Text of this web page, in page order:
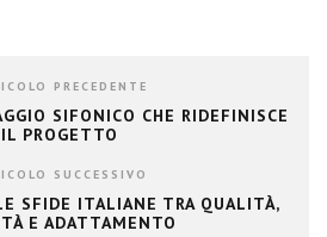
PRECEDENTE
SIFONICO CHE RIDEFINISCE
IL PROGETTO
SUCCESSIVO
SFIDE ITALIANE TRA QUALITÀ,
E ADATTAMENTO